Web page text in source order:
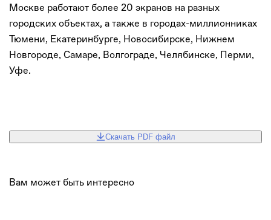
Москве работают более 20 экранов на разных
городских объектах, а также в городах-миллионниках
Тюмени, Екатеринбурге, Новосибирске, Нижнем
Новгороде, Самаре, Волгограде, Челябинске, Перми,
Уфе.
Скачать PDF файл
Вам может быть интересно